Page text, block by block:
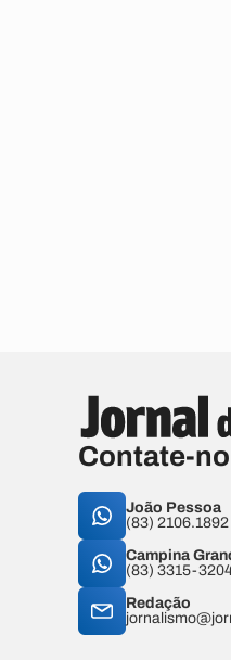
Contate-
João Pessoa
(83) 2106.1892
Campina
(83) 3315-
Redação